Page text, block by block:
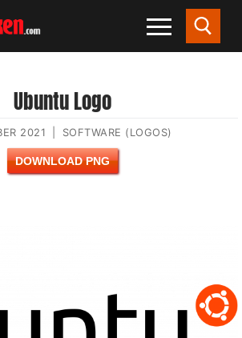
Ubuntu Logo
2021 SOFTWARE (LOGOS)
DOWNLOAD PNG